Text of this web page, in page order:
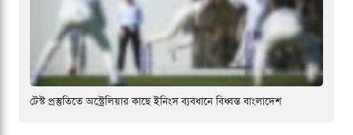
টেস্ট প্রস্তুতিতে অস্ট্রেলিয়ার কাছে ইনিংস ব্যবধানে বিধ্বস্ত বাংলাদেশ